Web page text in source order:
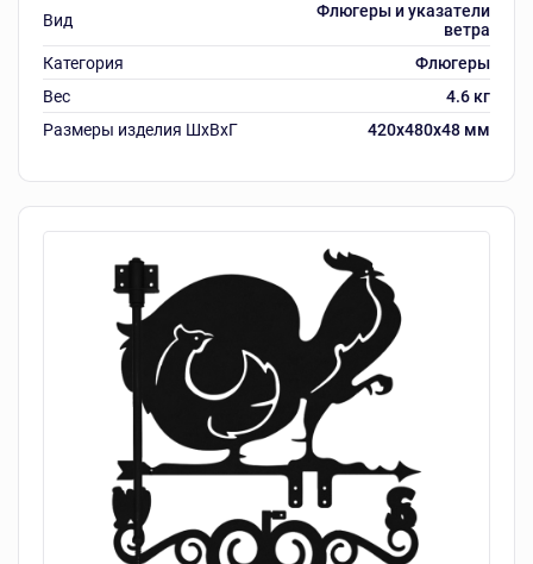
Вид
Флюгеры и указатели
ветра
Категория
Флюгеры
Вес
4.6 кг
Размеры изделия ШxВxГ
420x480x48 мм